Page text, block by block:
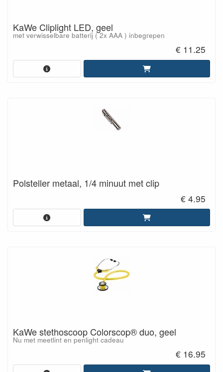
KaWe Cliplight LED, geel
met verwisselbare batterij ( 2x AAA ) inbegrepen
€ 11.25
Polsteller metaal, 1/4 minuut met clip
€ 4.95
KaWe stethoscoop Colorscop® duo, geel
Nu met meetlint en penlight cadeau
€ 16.95